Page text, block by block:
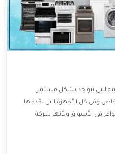
التى تتواجد بشكل مستمر
وفى كل الأجهزة التى تقدمها
فى الأسواق ولأنها شركة
التى تسهل على